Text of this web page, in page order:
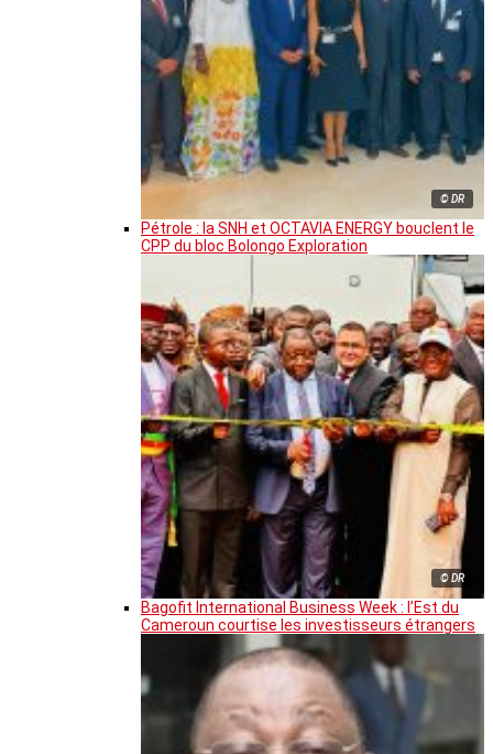
© DR
Pétrole : la SNH et OCTAVIA ENERGY bouclent le
CPP du bloc Bolongo Exploration
© DR
Bagofit International Business Week : l’Est du
Cameroun courtise les investisseurs étrangers